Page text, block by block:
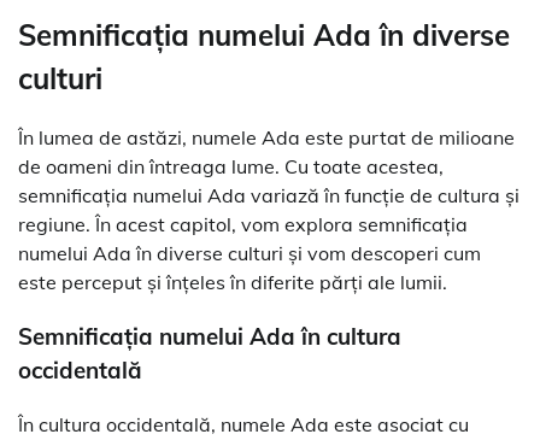
Semnificația numelui Ada în diverse
culturi
În lumea de astăzi, numele Ada este purtat de milioane
de oameni din întreaga lume. Cu toate acestea,
semnificația numelui Ada variază în funcție de cultura și
regiune. În acest capitol, vom explora semnificația
numelui Ada în diverse culturi și vom descoperi cum
este perceput și înțeles în diferite părți ale lumii.
Semnificația numelui Ada în cultura
occidentală
În cultura occidentală, numele Ada este asociat cu